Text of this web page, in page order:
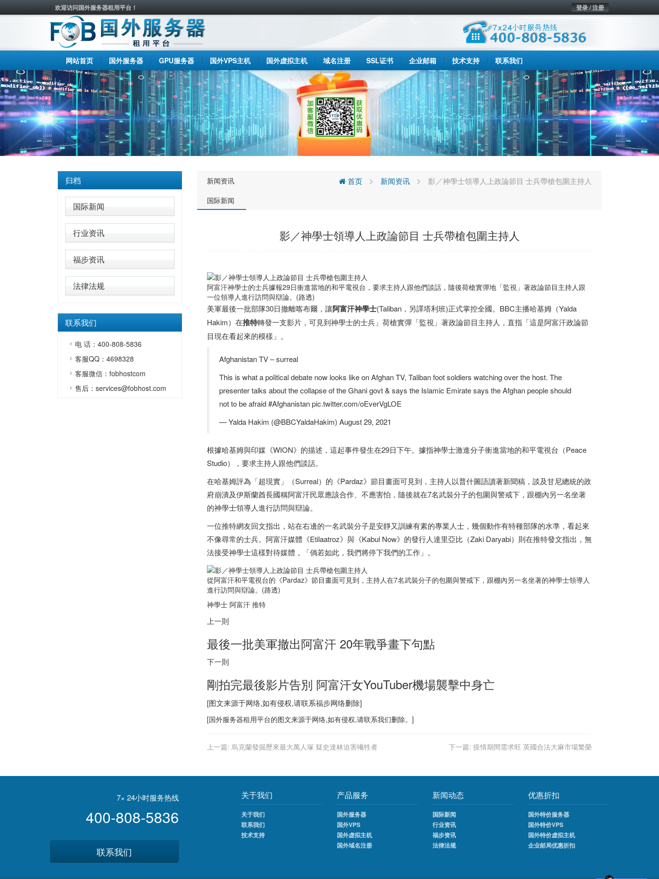
欢迎访问国外服务器租用平台！ 登录 / 注册
网站首页 国外服务器 GPU服务器 国外VPS主机 国外虚拟主机 域名注册 SSL证书 企业邮箱 技术支持 联系我们
归档
国际新闻
行业资讯
福步资讯
法律法规
联系我们
电 话：400-808-5836
客服QQ：4698328
客服微信：fobhostcom
售后：services@fobhost.com
新闻资讯
国际新闻
首页 新闻资讯 影／神學士領導人上政論節目 士兵帶槍包圍主持人
影／神學士領導人上政論節目 士兵帶槍包圍主持人
阿富汗神學士的士兵據報29日衝進當地的和平電視台，要求主持人跟他們談話，隨後荷槍實彈地「監視」著政論節目主持人跟
一位領導人進行訪問與辯論。(路透)
美軍最後一批部隊30日撤離喀布爾，讓阿富汗神學士(Taliban，另譯塔利班)正式掌控全國。BBC主播哈基姆（Yalda
Hakim）在推特轉發一支影片，可見到神學士的士兵」荷槍實彈「監視」著政論節目主持人，直指「這是阿富汗政論節
目現在看起來的模樣」。
Afghanistan TV – surreal
This is what a political debate now looks like on Afghan TV, Taliban foot soldiers watching over the host. The
presenter talks about the collapse of the Ghani govt & says the Islamic Emirate says the Afghan people should
not to be afraid #Afghanistan pic.twitter.com/oEverVgLOE
— Yalda Hakim (@BBCYaldaHakim) August 29, 2021
根據哈基姆與印媒《WION》的描述，這起事件發生在29日下午。據指神學士激進分子衝進當地的和平電視台（Peace
Studio），要求主持人跟他們談話。
在哈基姆評為「超現實」（Surreal）的《Pardaz》節目畫面可見到，主持人以普什圖語讀著新聞稿，談及甘尼總統的政
府崩潰及伊斯蘭酋長國稱阿富汗民眾應該合作、不應害怕，隨後就在7名武裝分子的包圍與警戒下，跟棚內另一名坐著
的神學士領導人進行訪問與辯論。
一位推特網友回文指出，站在右邊的一名武裝分子是安靜又訓練有素的專業人士，幾個動作有特種部隊的水準，看起來
不像尋常的士兵。阿富汗媒體《Etilaatroz》與《Kabul Now》的發行人達里亞比（Zaki Daryabi）則在推特發文指出，無
法接受神學士這樣對待媒體，「倘若如此，我們將停下我們的工作」。
從阿富汗和平電視台的《Pardaz》節目畫面可見到，主持人在7名武裝分子的包圍與警戒下，跟棚內另一名坐著的神學士領導人
進行訪問與辯論。(路透)
神學士 阿富汗 推特
上一則
最後一批美軍撤出阿富汗 20年戰爭畫下句點
下一則
剛拍完最後影片告別 阿富汗女YouTuber機場襲擊中身亡
[图文来源于网络,如有侵权,请联系福步网络删除]
[国外服务器租用平台的图文来源于网络,如有侵权,请联系我们删除。]
上一篇: 烏克蘭發掘歷來最大萬人塚 疑史達林迫害犧牲者 下一篇: 疫情期間需求旺 英國合法大麻市場繁榮
7× 24小时服务热线
400-808-5836
联系我们
关于我们
关于我们
联系我们
技术支持
产品服务
国外服务器
国外VPS
国外虚拟主机
国外域名注册
新闻动态
国际新闻
行业资讯
福步资讯
法律法规
优惠折扣
国外特价服务器
国外特价VPS
国外特价虚拟主机
企业邮局优惠折扣